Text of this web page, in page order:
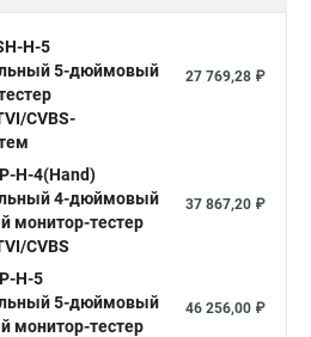
H-5
5-дюймовый
CVBS-
27 769,28 ₽
H-4(Hand)
4-дюймовый
монитор-тестер
CVBS
37 867,20 ₽
H-5
5-дюймовый
монитор-тестер
46 256,00 ₽